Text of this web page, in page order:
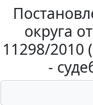
округа
11298/2010
-